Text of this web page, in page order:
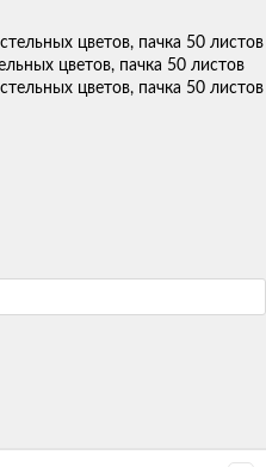
цветов, пачка 50 листов